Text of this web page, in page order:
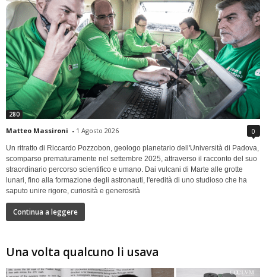
280
Matteo Massironi - 1 Agosto 2026 0
Un ritratto di Riccardo Pozzobon, geologo planetario dell'Università di Padova,
scomparso prematuramente nel settembre 2025, attraverso il racconto del suo
straordinario percorso scientifico e umano. Dai vulcani di Marte alle grotte
lunari, fino alla formazione degli astronauti, l'eredità di uno studioso che ha
saputo unire rigore, curiosità e generosità
Continua a leggere
Una volta qualcuno li usava